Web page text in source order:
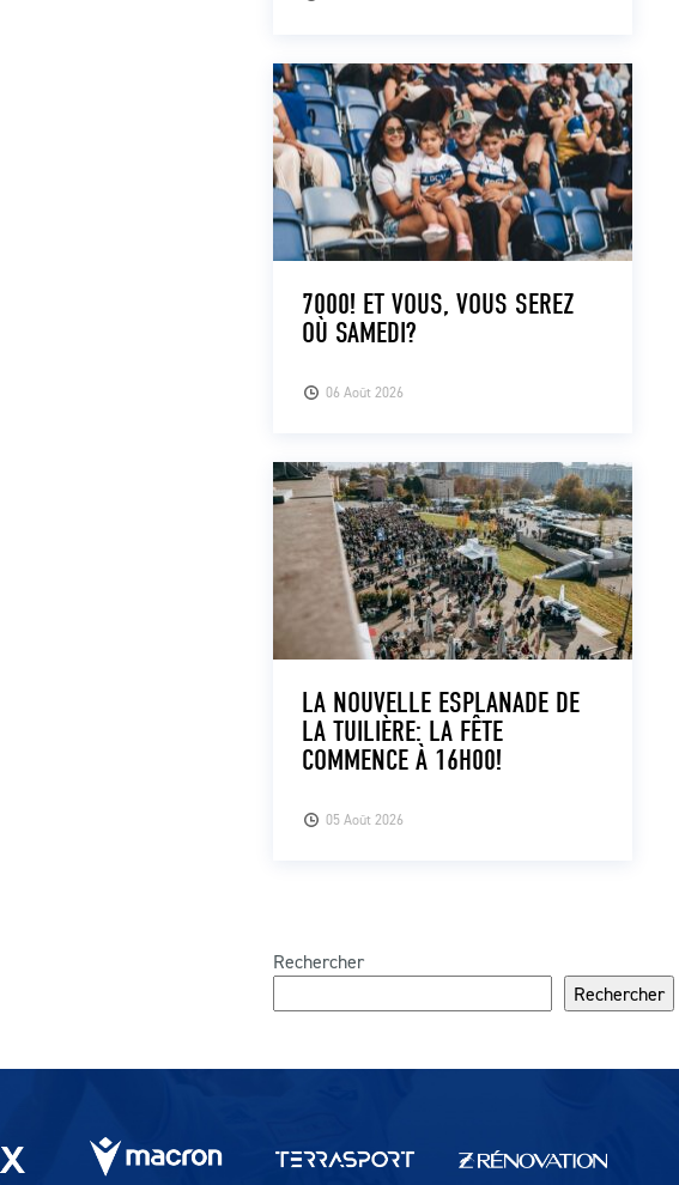
06 Août 2026
7000! ET VOUS, VOUS SEREZ
OÙ SAMEDI?
05 Août 2026
LA NOUVELLE ESPLANADE DE
LA TUILIÈRE: LA FÊTE
COMMENCE À 16H00!
Rechercher
Rechercher